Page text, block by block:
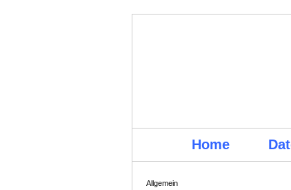
Home
Allgemein